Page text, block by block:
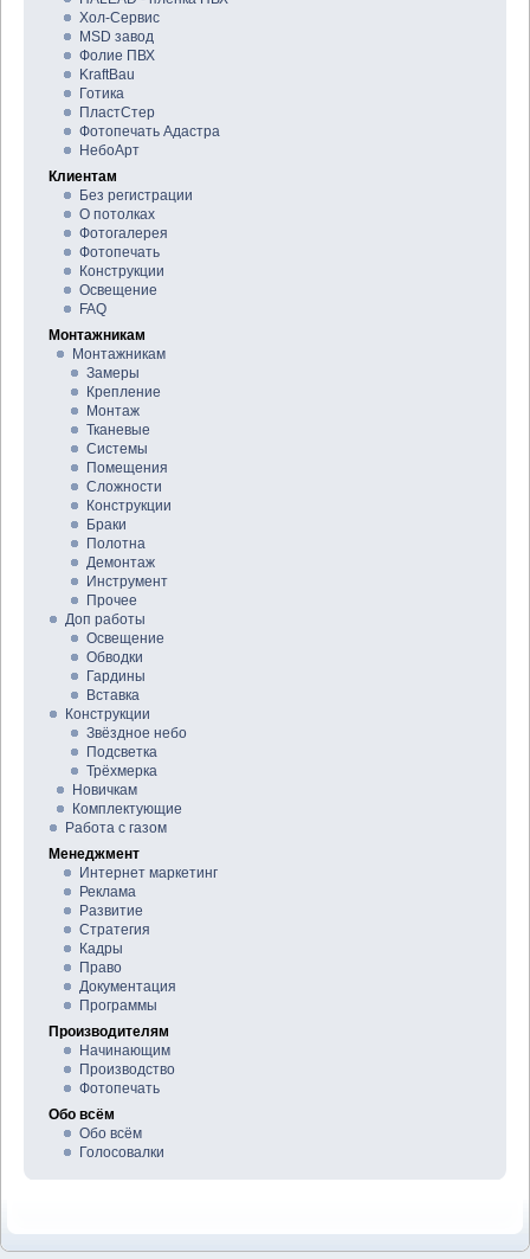
Хол-Сервис
MSD завод
Фолие ПВХ
KraftBau
Готика
ПластСтер
Фотопечать Адастра
НебоАрт
Клиентам
Без регистрации
О потолках
Фотогалерея
Фотопечать
Конструкции
Освещение
FAQ
Монтажникам
Монтажникам
Замеры
Крепление
Монтаж
Тканевые
Системы
Помещения
Сложности
Конструкции
Браки
Полотна
Демонтаж
Инструмент
Прочее
Доп работы
Освещение
Обводки
Гардины
Вставка
Конструкции
Звёздное небо
Подсветка
Трёхмерка
Новичкам
Комплектующие
Работа с газом
Менеджмент
Интернет маркетинг
Реклама
Развитие
Стратегия
Кадры
Право
Документация
Программы
Производителям
Начинающим
Производство
Фотопечать
Обо всём
Обо всём
Голосовалки